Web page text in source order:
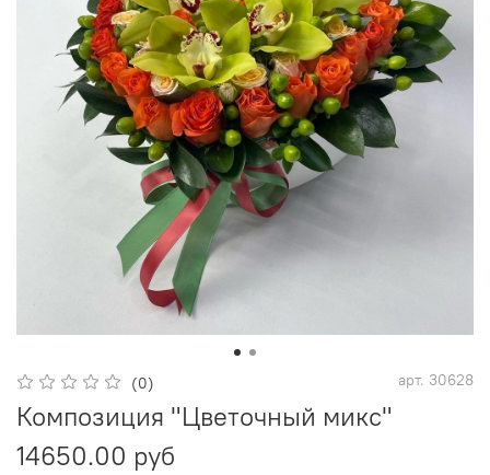
(0) арт. 30628
Композиция "Цветочный микс"
14650.00 руб